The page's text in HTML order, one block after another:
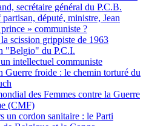
secrétaire général du P.C.B.
député, ministre, Jean
» communiste ?
scission grippiste de 1963
"Belgio" du P.C.I.
intellectuel communiste
Guerre froide : le chemin torturé du
des Femmes contre la Guerre
(CMF)
un cordon sanitaire : le Parti